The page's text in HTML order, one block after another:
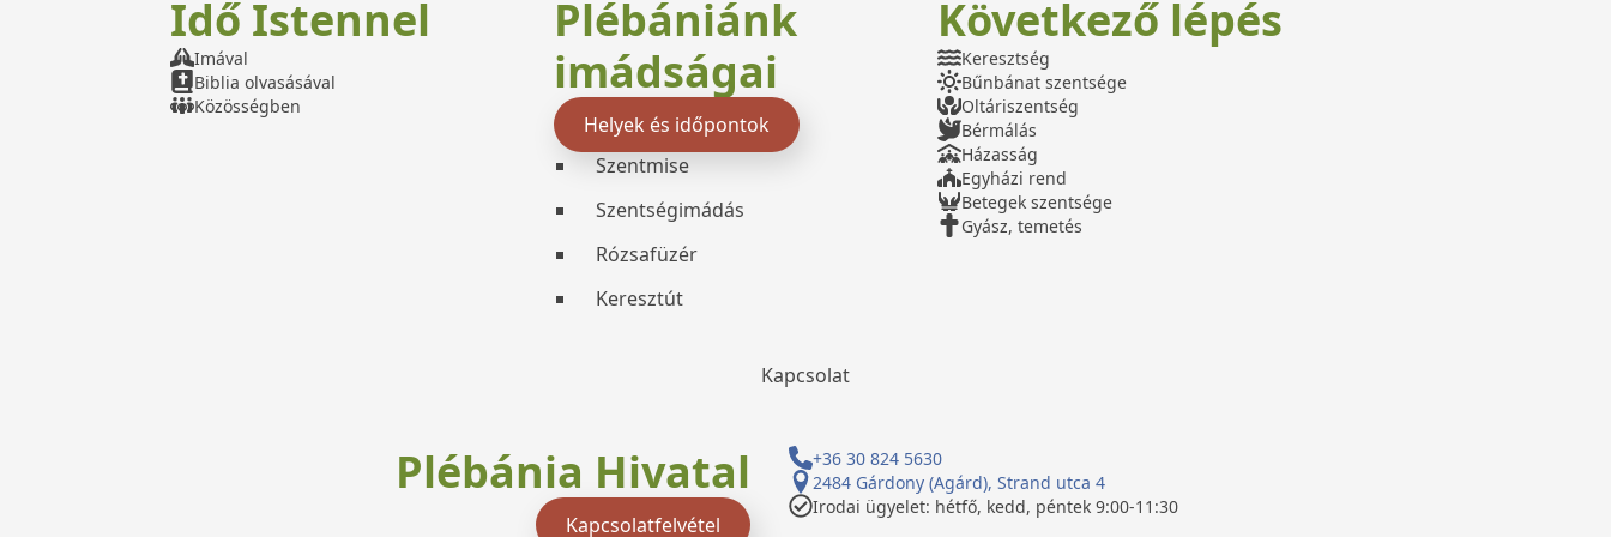
Idő Istennel
Imával
Biblia olvasásával
Közösségben
Plébániánk
imádságai
Helyek és időpontok
Szentmise
Szentségimádás
Rózsafüzér
Keresztút
Következő lépés
Keresztség
Bűnbánat szentsége
Oltáriszentség
Bérmálás
Házasság
Egyházi rend
Betegek szentsége
Gyász, temetés
Kapcsolat
Plébánia Hivatal
Kapcsolatfelvétel
+36 30 824 5630
2484 Gárdony (Agárd), Strand utca 4
Irodai ügyelet: hétfő, kedd, péntek 9:00-11:30